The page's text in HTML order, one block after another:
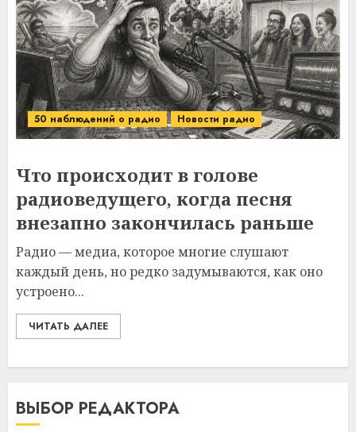
50 наблюдений о радио Новости радио
Что происходит в голове
радиоведущего, когда песня
внезапно закончилась раньше
Радио — медиа, которое многие слушают
каждый день, но редко задумываются, как оно
устроено...
ЧИТАТЬ ДАЛЕЕ
ВЫБОР РЕДАКТОРА